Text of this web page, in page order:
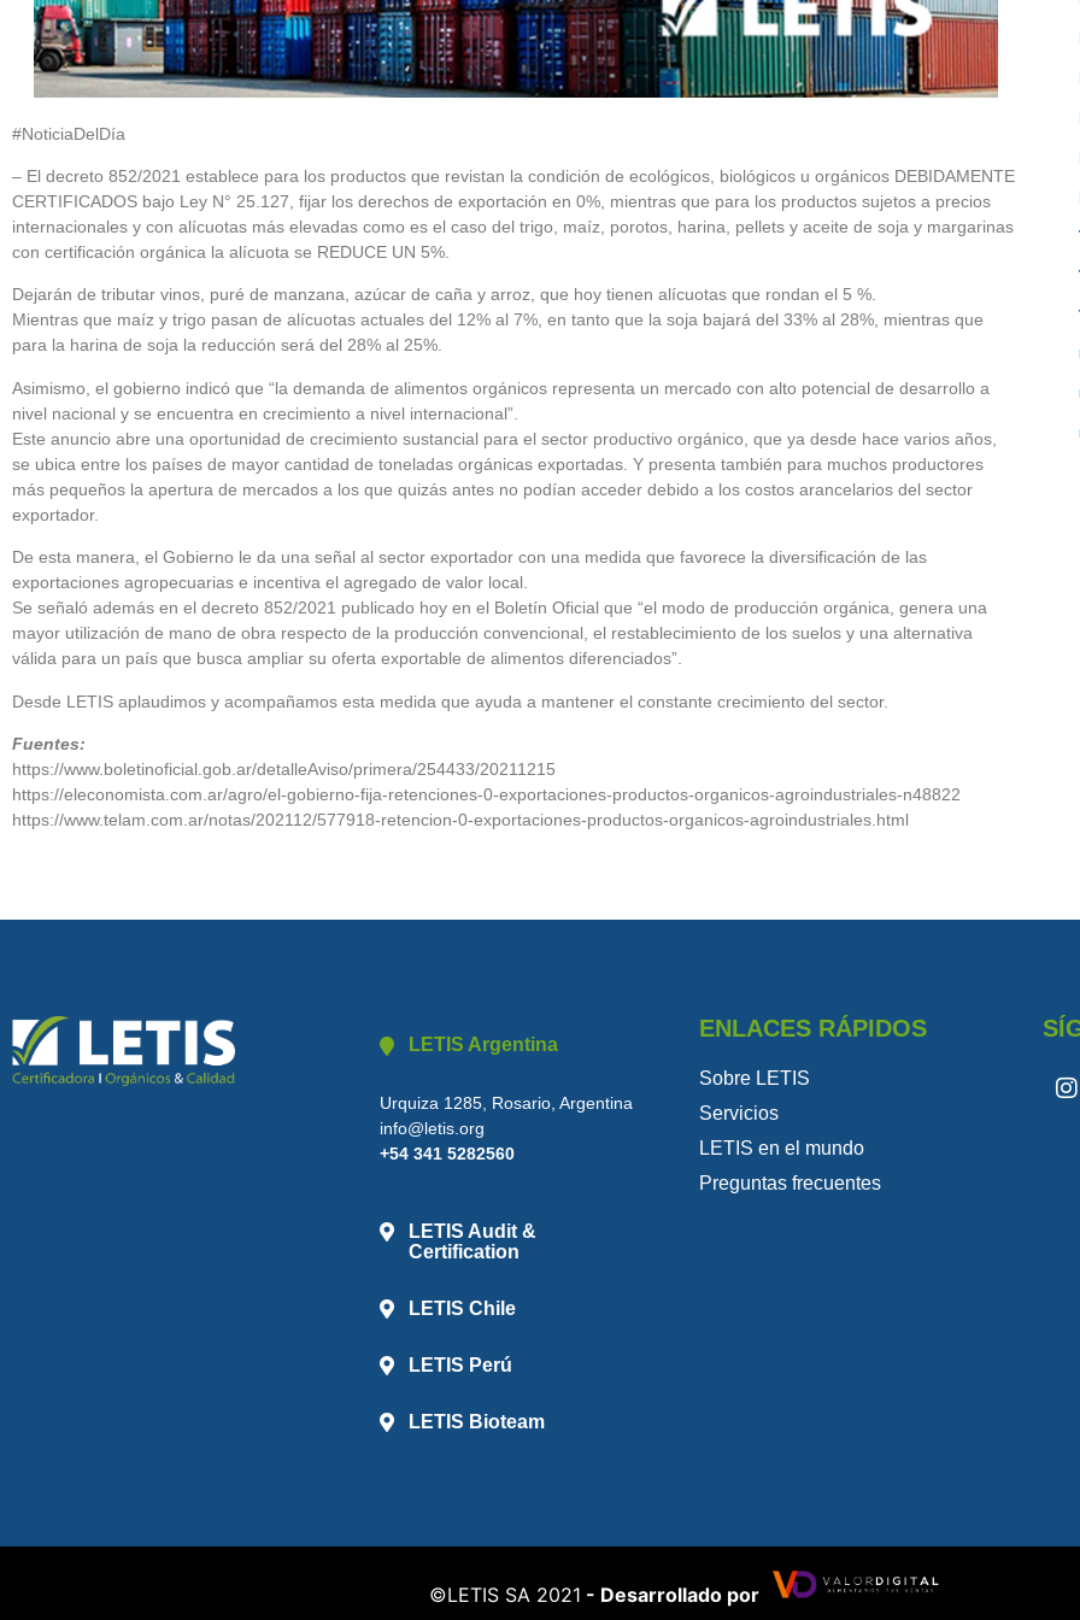
#NoticiaDelDía
– El decreto 852/2021 establece para los productos que revistan la condición de ecológicos, biológicos u orgánicos DEBIDAMENTE
CERTIFICADOS bajo Ley N° 25.127, fijar los derechos de exportación en 0%, mientras que para los productos sujetos a precios
internacionales y con alícuotas más elevadas como es el caso del trigo, maíz, porotos, harina, pellets y aceite de soja y margarinas
con certificación orgánica la alícuota se REDUCE UN 5%.
Dejarán de tributar vinos, puré de manzana, azúcar de caña y arroz, que hoy tienen alícuotas que rondan el 5 %.
Mientras que maíz y trigo pasan de alícuotas actuales del 12% al 7%, en tanto que la soja bajará del 33% al 28%, mientras que
para la harina de soja la reducción será del 28% al 25%.
Asimismo, el gobierno indicó que “la demanda de alimentos orgánicos representa un mercado con alto potencial de desarrollo a
nivel nacional y se encuentra en crecimiento a nivel internacional”.
Este anuncio abre una oportunidad de crecimiento sustancial para el sector productivo orgánico, que ya desde hace varios años,
se ubica entre los países de mayor cantidad de toneladas orgánicas exportadas. Y presenta también para muchos productores
más pequeños la apertura de mercados a los que quizás antes no podían acceder debido a los costos arancelarios del sector
exportador.
De esta manera, el Gobierno le da una señal al sector exportador con una medida que favorece la diversificación de las
exportaciones agropecuarias e incentiva el agregado de valor local.
Se señaló además en el decreto 852/2021 publicado hoy en el Boletín Oficial que “el modo de producción orgánica, genera una
mayor utilización de mano de obra respecto de la producción convencional, el restablecimiento de los suelos y una alternativa
válida para un país que busca ampliar su oferta exportable de alimentos diferenciados”.
Desde LETIS aplaudimos y acompañamos esta medida que ayuda a mantener el constante crecimiento del sector.
Fuentes:
https://www.boletinoficial.gob.ar/detalleAviso/primera/254433/20211215
https://eleconomista.com.ar/agro/el-gobierno-fija-retenciones-0-exportaciones-productos-organicos-agroindustriales-n48822
https://www.telam.com.ar/notas/202112/577918-retencion-0-exportaciones-productos-organicos-agroindustriales.html
LETIS Argentina
Urquiza 1285, Rosario, Argentina
info@letis.org
+54 341 5282560
LETIS Audit &
Certification
LETIS Chile
LETIS Perú
LETIS Bioteam
ENLACES RÁPIDOS
Sobre LETIS
Servicios
LETIS en el mundo
Preguntas frecuentes
©️LETIS SA 2021 - Desarrollado por